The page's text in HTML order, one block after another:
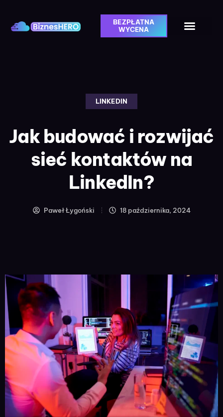
BEZPŁATNA
WYCENA
LINKEDIN
Jak budować i rozwijać
sieć kontaktów na
LinkedIn?
Paweł Łygoński 18 października, 2024